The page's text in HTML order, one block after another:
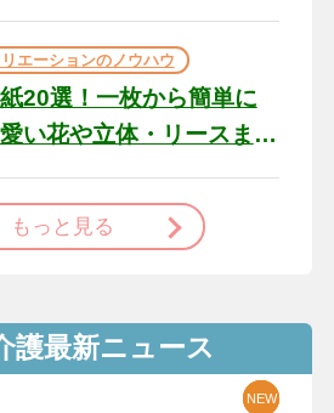
処法
エーションのノウハウ
20選！一枚から簡単に
い花や立体・リースま
もっと見る
護最新ニュース
NEW
NEW
NEW